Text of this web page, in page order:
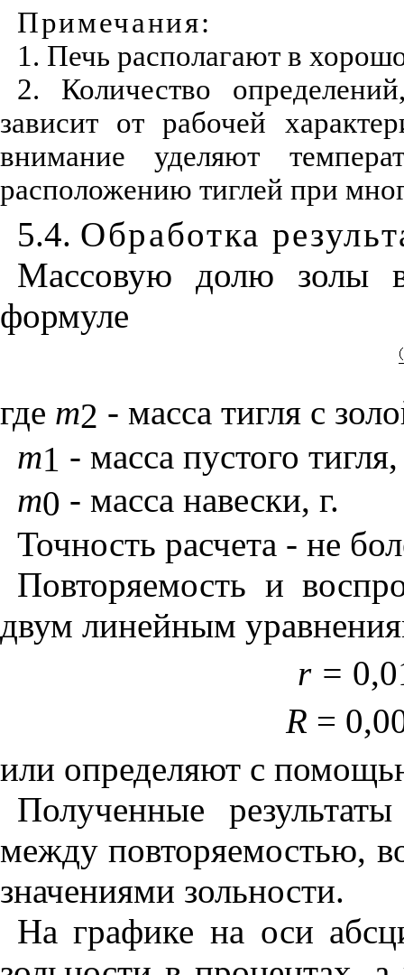
Примечания:
1. Печь располагают в
2. Количество
зависит от рабочей
внимание уделяют
расположению тиглей при
5.4. Обработка
Массовую долю золы
формуле
где т2 - масса тигля с
m1 - масса пустого
m0 - масса навески, г.
Точность расчета - не
Повторяемость и
двум линейным
r=
R =
или определяют с
Полученные
между повторяемостью,
значениями зольности.
На графике на оси